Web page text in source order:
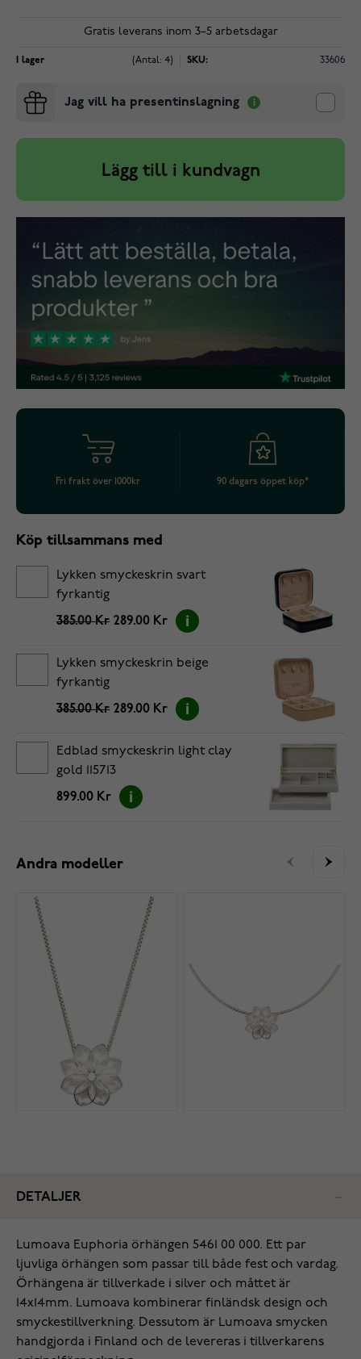
Gratis leverans inom 3–5 arbetsdagar
I lager (Antal: 4) SKU: 33606
Jag vill ha presentinslagning
Lägg till i kundvagn
Fri frakt över 1000kr 90 dagars öppet köp*
Köp tillsammans med
Lykken smyckeskrin svart
fyrkantig
385.00 Kr 289.00 Kr
Lykken smyckeskrin beige
fyrkantig
385.00 Kr 289.00 Kr
Edblad smyckeskrin light clay
gold 115713
899.00 Kr
Andra modeller
DETALJER
Lumoava Euphoria örhängen 5461 00 000. Ett par
ljuvliga örhängen som passar till både fest och vardag.
Örhängena är tillverkade i silver och måttet är
14x14mm. Lumoava kombinerar finländsk design och
smyckestillverkning. Dessutom är Lumoava smycken
handgjorda i Finland och de levereras i tillverkarens